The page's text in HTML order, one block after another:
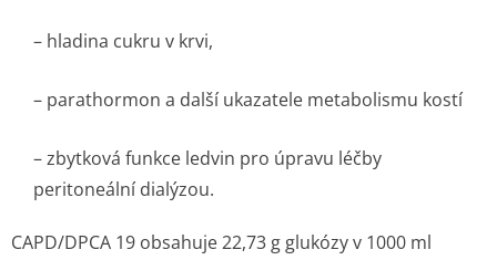
– hladina cukru v krvi,
– parathormon a další ukazatele metabolismu kostí
– zbytková funkce ledvin pro úpravu léčby
peritoneální dialýzou.
CAPD/DPCA 19 obsahuje 22,73 g glukózy v 1000 ml